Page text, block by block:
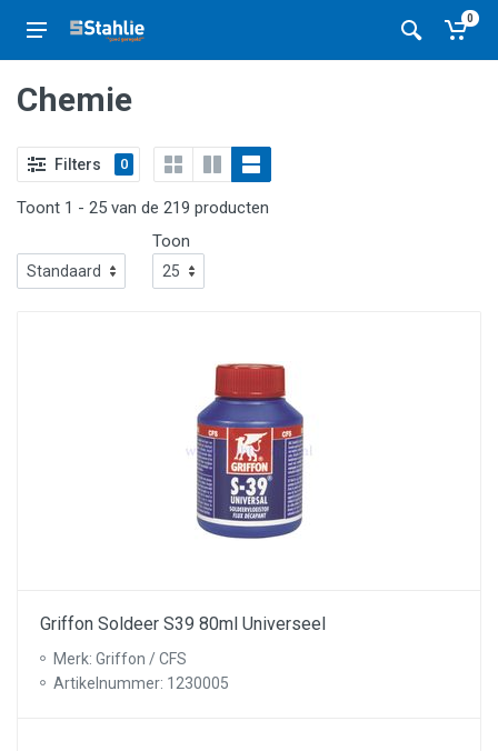
0
Chemie
Filters 0
Toont 1 - 25 van de 219 producten
Toon
Griffon Soldeer S39 80ml Universeel
Merk: Griffon / CFS
Artikelnummer: 1230005